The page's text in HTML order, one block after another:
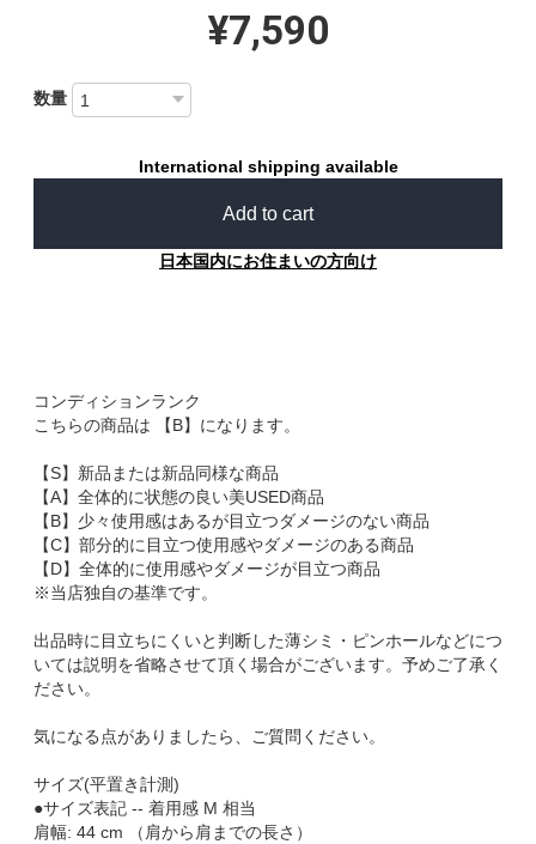
¥7,590
数量
International shipping available
Add to cart
日本国内にお住まいの方向け
コンディションランク
こちらの商品は 【B】になります。
【S】新品または新品同様な商品
【A】全体的に状態の良い美USED商品
【B】少々使用感はあるが目立つダメージのない商品
【C】部分的に目立つ使用感やダメージのある商品
【D】全体的に使用感やダメージが目立つ商品
※当店独自の基準です。
出品時に目立ちにくいと判断した薄シミ・ピンホールなどにつ
いては説明を省略させて頂く場合がございます。予めご了承く
ださい。
気になる点がありましたら、ご質問ください。
サイズ(平置き計測)
●サイズ表記 -- 着用感 M 相当
肩幅: 44 cm （肩から肩までの長さ）